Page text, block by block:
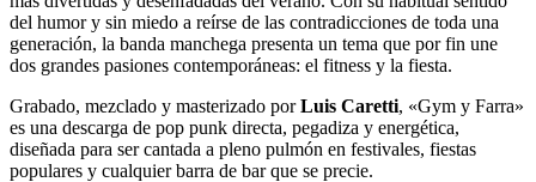
del humor y sin miedo a reírse de las contradicciones de toda una
generación, la banda manchega presenta un tema que por fin une
dos grandes pasiones contemporáneas: el fitness y la fiesta.
Grabado, mezclado y masterizado porLuis Caretti, «Gym y Farra»
es una descarga de pop punk directa, pegadiza y energética,
diseñada para ser cantada a pleno pulmón en festivales, fiestas
populares y cualquier barra de bar que se precie.